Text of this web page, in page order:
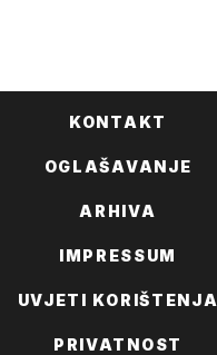
KONTAKT
OGLAŠAVANJE
ARHIVA
IMPRESSUM
UVJETI KORIŠTENJA
PRIVATNOST